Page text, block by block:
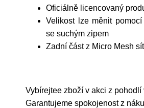
Oficiálně licencovaný
Velikost lze měnit
se suchým zipem
Zadní část z Micro Mesh
Vybírejtee zboží v akci z pohodlí
Garantujeme spokojenost z